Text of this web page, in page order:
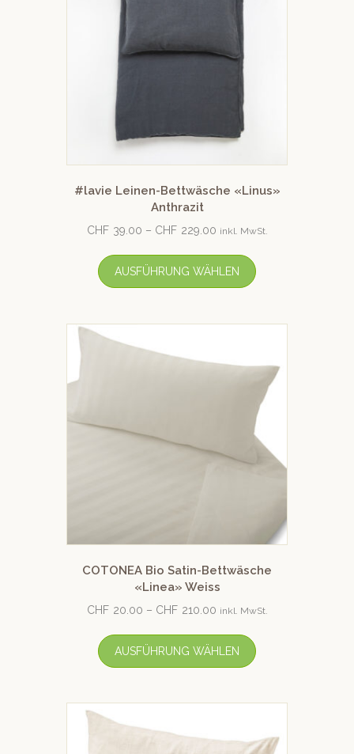
#lavie Leinen-Bettwäsche «Linus»
Anthrazit
CHF 39.00 – CHF 229.00 inkl. MwSt.
AUSFÜHRUNG WÄHLEN
COTONEA Bio Satin-Bettwäsche
«Linea» Weiss
CHF 20.00 – CHF 210.00 inkl. MwSt.
AUSFÜHRUNG WÄHLEN